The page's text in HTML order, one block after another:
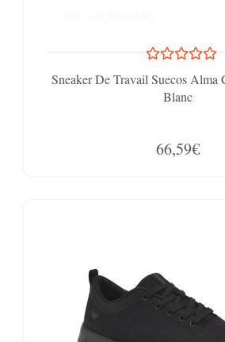
Sneaker De Travail Suecos Alma
Blanc
66,59€